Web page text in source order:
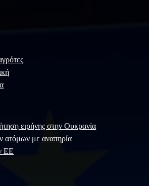
ειρήνης στην Ουκρανία
ατόμων με αναπηρία
ΕΕ